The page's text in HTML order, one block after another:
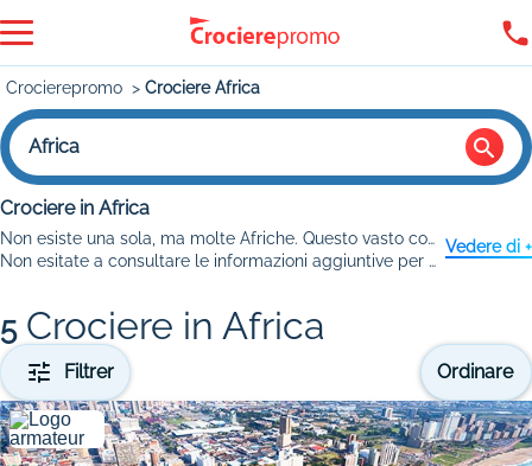
Crocierepromo Crociere Africa
Africa
Crociere in Africa
Non esiste una sola, ma molte Afriche. Questo vasto continente dal profilo maestoso e dalle coste rettilinee conta 57 paesi distribuiti tra diverse regioni. Approfittate delle nostre
Non esitate a consultare le informazioni aggiuntive per tutti gli scali previsti durante la vostra crociera in Africa.
Vedere di +
5 Crociere in Africa
Filtrer Ordinare